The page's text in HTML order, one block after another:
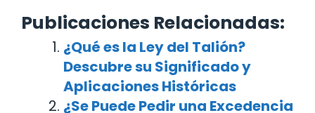
Publicaciones Relacionadas:
¿Qué es la Ley del Talión?
Descubre su Significado y
Aplicaciones Históricas
¿Se Puede Pedir una Excedencia